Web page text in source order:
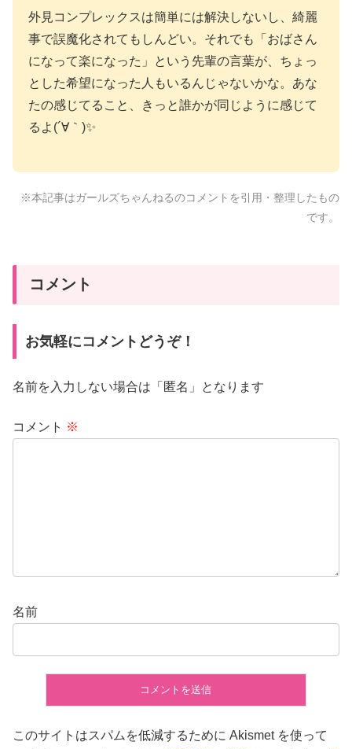
外見コンプレックスは簡単には解決しないし、綺麗
事で誤魔化されてもしんどい。それでも「おばさん
になって楽になった」という先輩の言葉が、ちょっ
とした希望になった人もいるんじゃないかな。あな
たの感じてること、きっと誰かが同じように感じて
るよ(´∀｀)✨
※本記事はガールズちゃんねるのコメントを引用・整理したもの
です。
コメント
お気軽にコメントどうぞ！
名前を入力しない場合は「匿名」となります
コメント ※
名前
このサイトはスパムを低減するために Akismet を使って